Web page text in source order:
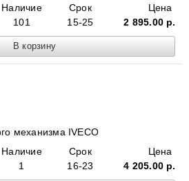
Наличие
101
Срок
15-25
Цена
2 895.00 р.
механизма IVECO
Наличие
1
Срок
16-23
Цена
4 205.00 р.